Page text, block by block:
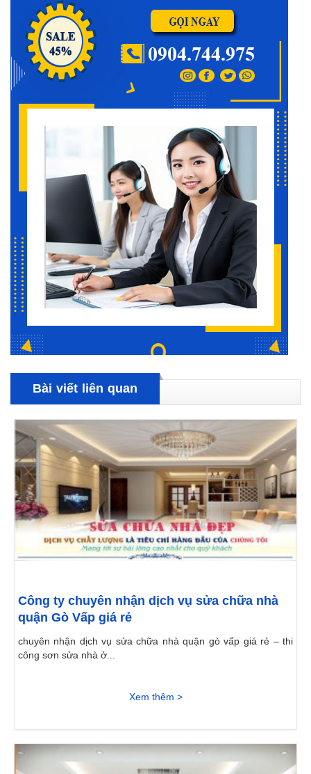
Bài viết liên quan
Công ty chuyên nhận dịch vụ sửa chữa nhà
quận Gò Vấp giá rẻ
chuyên nhận dịch vụ sửa chữa nhà quận gò vấp giá rẻ – thi
công sơn sửa nhà ở...
Xem thêm >